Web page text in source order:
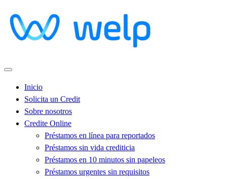
Inicio
Solicita un Credit
Sobre nosotros
Credite Online
Préstamos en línea para reportados
Préstamos sin vida crediticia
Préstamos en 10 minutos sin papeleos
Préstamos urgentes sin requisitos